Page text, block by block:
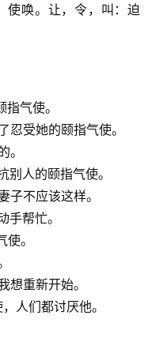
使唤。让，令，叫：迫
气使。
忍受她的颐指气使。
。
人的颐指气使。
子不应该这样。
帮忙。
。
想重新开始。
人们都讨厌他。